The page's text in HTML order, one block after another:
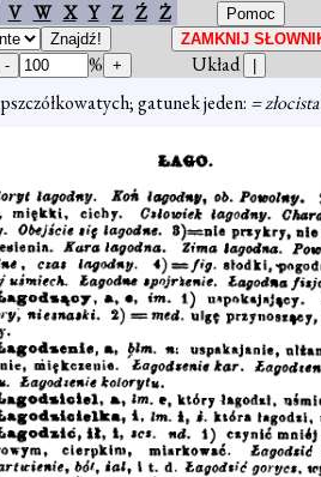
V W X Y Z Ź Ż
% Układ
pszczółkowatych; gatunek jeden: = złocista